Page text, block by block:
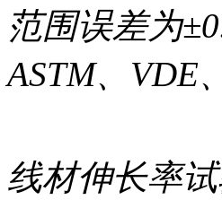
范围误差为
ASTM、VDE
线材伸长率